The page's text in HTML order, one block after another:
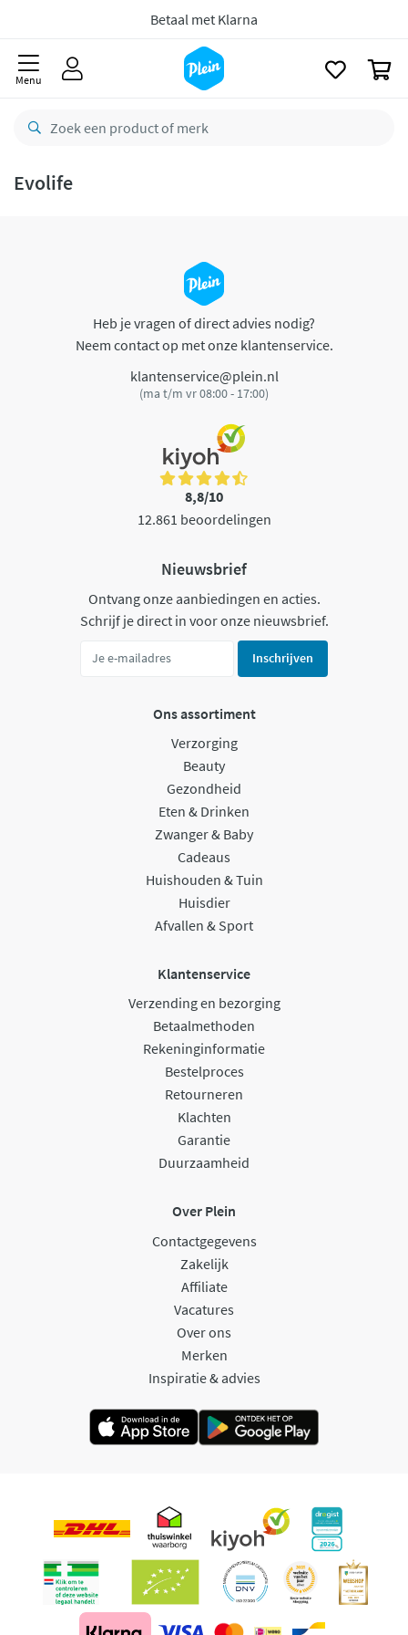
Betaal met Klarna
Menu
Evolife
Heb je vragen of direct advies nodig?
Neem contact op met onze klantenservice.
klantenservice@plein.nl
(ma t/m vr 08:00 - 17:00)
8,8/10
12.861 beoordelingen
Nieuwsbrief
Ontvang onze aanbiedingen en acties.
Schrijf je direct in voor onze nieuwsbrief.
Inschrijven
Ons assortiment
Verzorging
Beauty
Gezondheid
Eten & Drinken
Zwanger & Baby
Cadeaus
Huishouden & Tuin
Huisdier
Afvallen & Sport
Klantenservice
Verzending en bezorging
Betaalmethoden
Rekeninginformatie
Bestelproces
Retourneren
Klachten
Garantie
Duurzaamheid
Over Plein
Contactgegevens
Zakelijk
Affiliate
Vacatures
Over ons
Merken
Inspiratie & advies